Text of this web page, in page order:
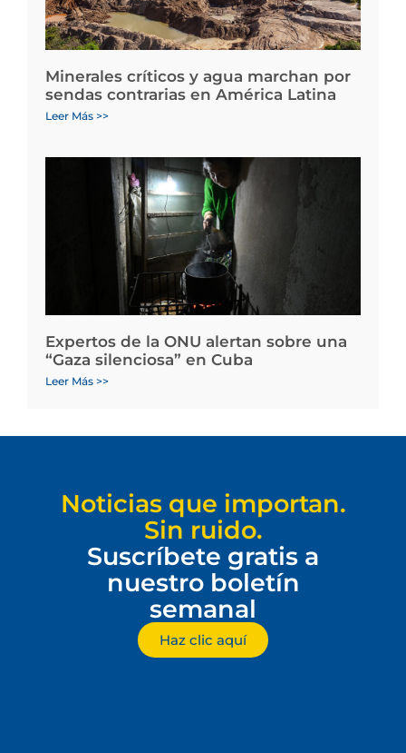
Minerales críticos y agua marchan por
sendas contrarias en América Latina
Leer Más >>
Expertos de la ONU alertan sobre una
“Gaza silenciosa” en Cuba
Leer Más >>
Noticias que importan.
Sin ruido.
Suscríbete gratis a
nuestro boletín
semanal
Haz clic aquí